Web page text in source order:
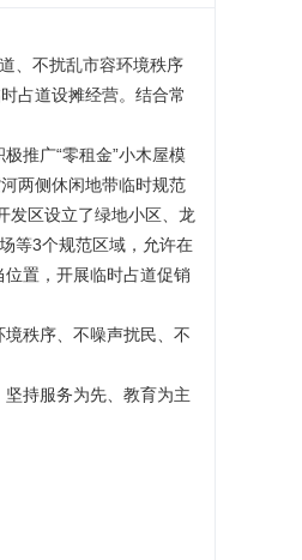
、不扰乱市容环境秩序
占道设摊经营。结合常
推广“零租金”小木屋模
两侧休闲地带临时规范
发区设立了绿地小区、龙
等3个规范区域，允许在
置，开展临时占道促销
秩序、不噪声扰民、不
持服务为先、教育为主